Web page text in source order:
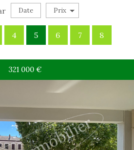
+ de critères +
Date Prix
4 5 6 7 8
321 000 €